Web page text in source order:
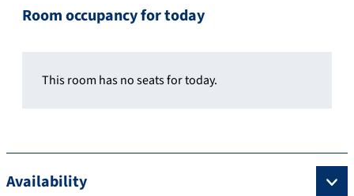
Room occupancy for today
This room has no seats for today.
Availability